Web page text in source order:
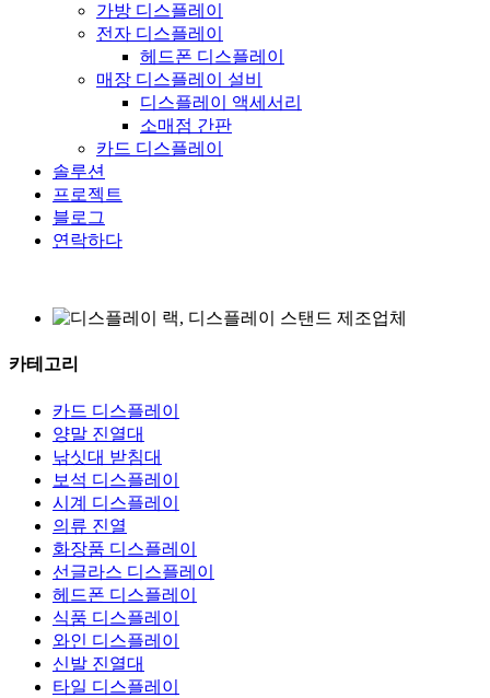
가방 디스플레이
전자 디스플레이
헤드폰 디스플레이
매장 디스플레이 설비
디스플레이 액세서리
소매점 간판
카드 디스플레이
솔루션
프로젝트
블로그
연락하다
카테고리
카드 디스플레이
양말 진열대
낚싯대 받침대
보석 디스플레이
시계 디스플레이
의류 진열
화장품 디스플레이
선글라스 디스플레이
헤드폰 디스플레이
식품 디스플레이
와인 디스플레이
신발 진열대
타일 ​​디스플레이